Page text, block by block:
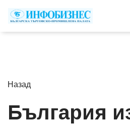
Назад
България